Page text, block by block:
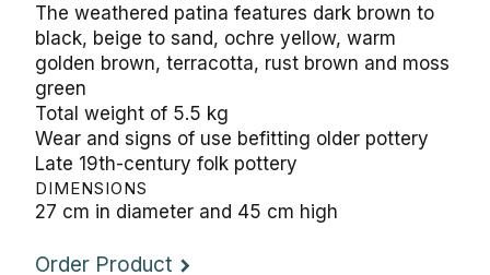
beige to sand, ochre yellow, warm golden brown,
terracotta, rust brown and moss green
Total weight of 5.5 kg
Wear and signs of use befitting older pottery
Late 19th-century folk pottery
DIMENSIONS
27 cm in diameter and 45 cm high
Order Product